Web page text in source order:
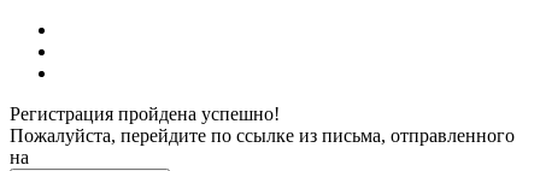
Регистрация пройдена успешно!
Пожалуйста, перейдите по ссылке из письма, отправленного
на